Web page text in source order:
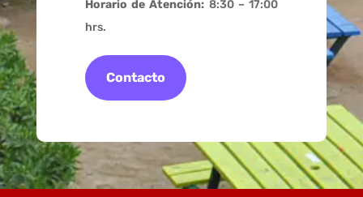
Horario de Atención: 8:30 – 17:00
hrs.
Contacto